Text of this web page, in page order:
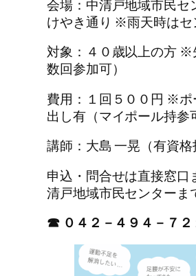
会場：中清戸地域市民セ
けやき通り ※雨天時はセ
対象：４０歳以上の方 ※
数回参加可）
費用：１回５００円 ※ポ
出し有（マイポール持参
講師：大島 一晃（有資格
申込・問合せは直接窓口
清戸地域市民センターま
☎ ０４２－４９４－７２